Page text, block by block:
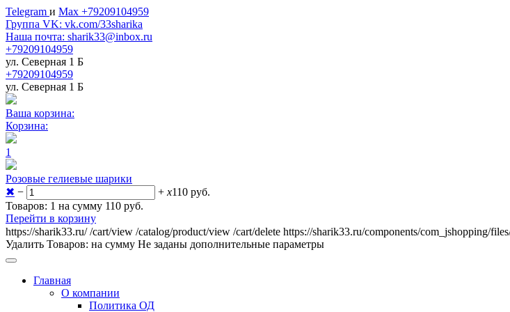
Telegram и Max +79209104959
Группа VK: vk.com/33sharika
Наша почта: sharik33@inbox.ru
+79209104959
ул. Северная 1 Б
+79209104959
ул. Северная 1 Б
Ваша корзина:
Корзина:
1
Розовые гелиевые шарики
✖ − + x110 руб.
Товаров: 1 на сумму 110 руб.
Перейти в корзину
https://sharik33.ru/ /cart/view /catalog/product/view /cart/delete https://sharik33.ru/components/com_jshopping/
Удалить Товаров: на сумму Не заданы дополнительные параметры
Главная
О компании
Политика ОД